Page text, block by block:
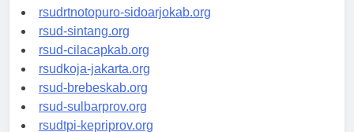
rsudksa-depok.org
rsudrtnotopuro-sidoarjokab.org
rsud-sintang.org
rsud-cilacapkab.org
rsudkoja-jakarta.org
rsud-brebeskab.org
rsud-sulbarprov.org